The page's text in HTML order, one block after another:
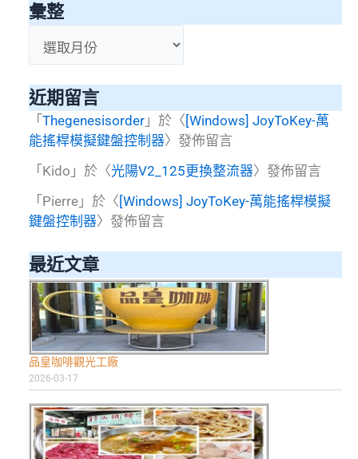
彙整
整
近期留言
「 Thegenesisorder 」於〈 [Windows] JoyToKey-萬
能搖桿模擬鍵盤控制器〉發佈留言
「 Kido 」於〈光陽V2_125更換整流器〉發佈留言
「 Pierre 」於〈[Windows] JoyToKey-萬能搖桿模擬
鍵盤控制器〉發佈留言
最近文章
品皇咖啡觀光工廠
2026-03-17